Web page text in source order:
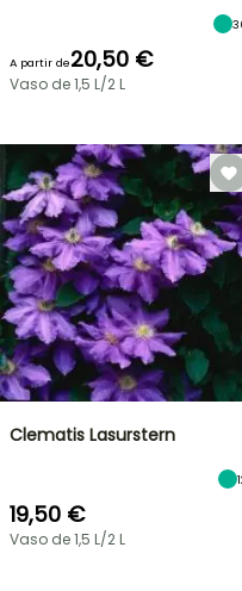
A partir de20,50 €
Vaso de 1,5 L/2 L
Clematis Lasurstern
19,50 €
Vaso de 1,5 L/2 L